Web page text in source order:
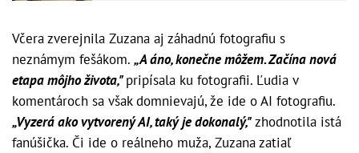
Včera zverejnila Zuzana aj záhadnú fotografiu s
neznámym fešákom. „A áno, konečne môžem. Začína nová
etapa môjho života,"pripísala ku fotografii. Ľudia v
komentároch sa však domnievajú, že ide o AI fotografiu.
„Vyzerá ako vytvorený AI, taký je dokonalý,"zhodnotila istá
fanúšička. Či ide o reálneho muža, Zuzana zatiaľ